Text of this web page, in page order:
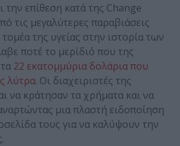
την επίθεση κατά της Change
τις μεγαλύτερες παραβιάσεις
της υγείας στην ιστορία των
ποτέ το μερίδιό που της
22 εκατομμύρια δολάρια που
λύτρα. Οι διαχειριστές της
να κράτησαν τα χρήματα και να
μια πλαστή ειδοποίηση
τους για να καλύψουν την